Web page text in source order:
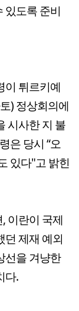
있도록 준비
이 튀르키예
) 정상회의에
시사한 지 불
은 당시 “오
있다"고 밝힌
이란이 국제
던 제재 예외
선을 겨냥한
다.